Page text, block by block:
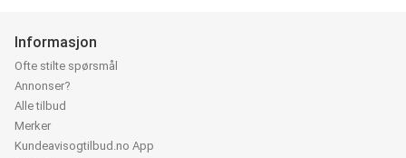
Informasjon
Ofte stilte spørsmål
Annonser?
Alle tilbud
Merker
Kundeavisogtilbud.no App